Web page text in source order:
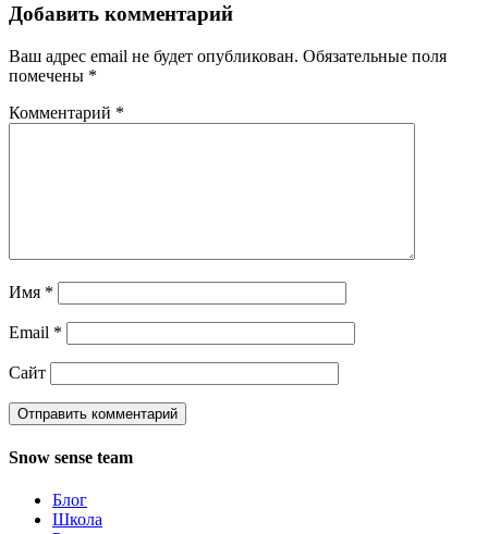
Добавить комментарий
Ваш адрес email не будет опубликован. Обязательные поля
помечены *
Комментарий *
Имя *
Email *
Сайт
Snow sense team
Блог
Школа